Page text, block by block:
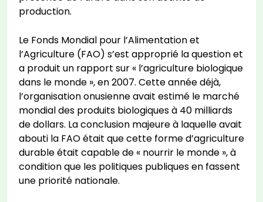
production.
Le Fonds Mondial pour l’Alimentation et
l’Agriculture (FAO) s’est approprié la question et
a produit un rapport sur « l’agriculture biologique
dans le monde », en 2007. Cette année déjà,
l’organisation onusienne avait estimé le marché
mondial des produits biologiques à 40 milliards
de dollars. La conclusion majeure à laquelle avait
abouti la FAO était que cette forme d’agriculture
durable était capable de « nourrir le monde », à
condition que les politiques publiques en fassent
une priorité nationale.